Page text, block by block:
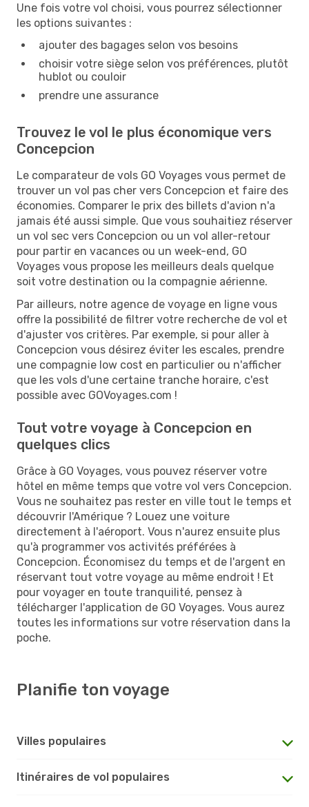
Une fois votre vol choisi, vous pourrez sélectionner
les options suivantes :
ajouter des bagages selon vos besoins
choisir votre siège selon vos préférences, plutôt
hublot ou couloir
prendre une assurance
Trouvez le vol le plus économique vers
Concepcion
Le comparateur de vols GO Voyages vous permet de
trouver un vol pas cher vers Concepcion et faire des
économies. Comparer le prix des billets d'avion n'a
jamais été aussi simple. Que vous souhaitiez réserver
un vol sec vers Concepcion ou un vol aller-retour
pour partir en vacances ou un week-end, GO
Voyages vous propose les meilleurs deals quelque
soit votre destination ou la compagnie aérienne.
Par ailleurs, notre agence de voyage en ligne vous
offre la possibilité de filtrer votre recherche de vol et
d'ajuster vos critères. Par exemple, si pour aller à
Concepcion vous désirez éviter les escales, prendre
une compagnie low cost en particulier ou n'afficher
que les vols d'une certaine tranche horaire, c'est
possible avec GOVoyages.com !
Tout votre voyage à Concepcion en
quelques clics
Grâce à GO Voyages, vous pouvez réserver votre
hôtel en même temps que votre vol vers Concepcion.
Vous ne souhaitez pas rester en ville tout le temps et
découvrir l'Amérique ? Louez une voiture
directement à l'aéroport. Vous n'aurez ensuite plus
qu'à programmer vos activités préférées à
Concepcion. Économisez du temps et de l'argent en
réservant tout votre voyage au même endroit ! Et
pour voyager en toute tranquilité, pensez à
télécharger l'application de GO Voyages. Vous aurez
toutes les informations sur votre réservation dans la
poche.
Planifie ton voyage
Villes populaires
Itinéraires de vol populaires